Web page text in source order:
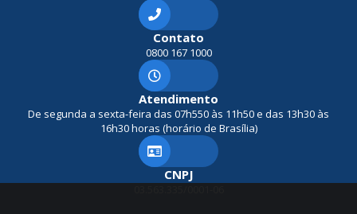
Contato
0800 167 1000
Atendimento
De segunda a sexta-feira das 07h550 às 11h50 e das 13h30 às
16h30 horas (horário de Brasília)
CNPJ